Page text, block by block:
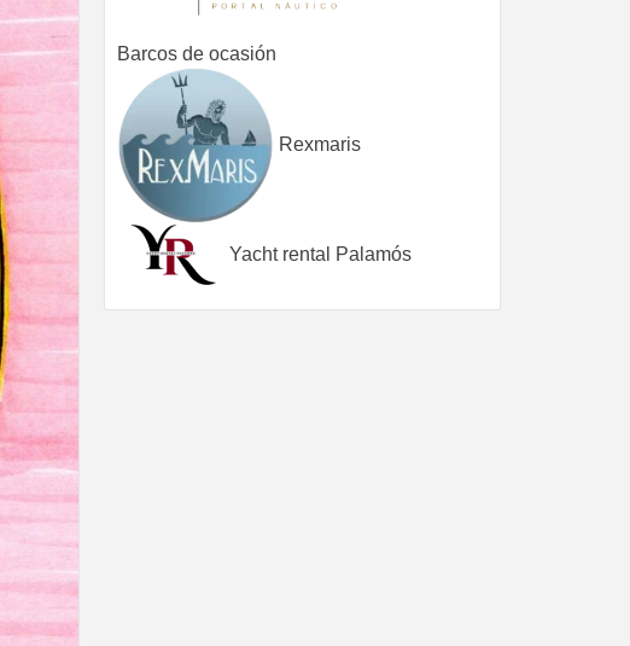
Barcos de ocasión
Rexmaris
Yacht rental Palamós